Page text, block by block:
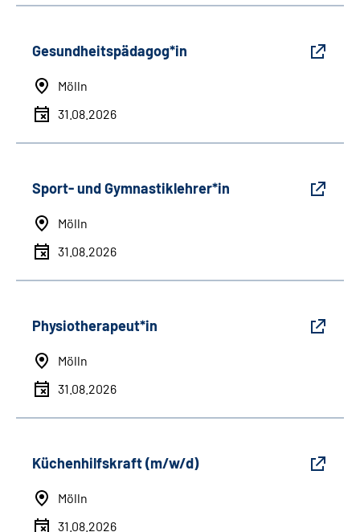
Gesundheitspädagog*in
Mölln
31.08.2026
Sport- und Gymnastiklehrer*in
Mölln
31.08.2026
Physiotherapeut*in
Mölln
31.08.2026
Küchenhilfskraft (m/w/d)
Mölln
31.08.2026